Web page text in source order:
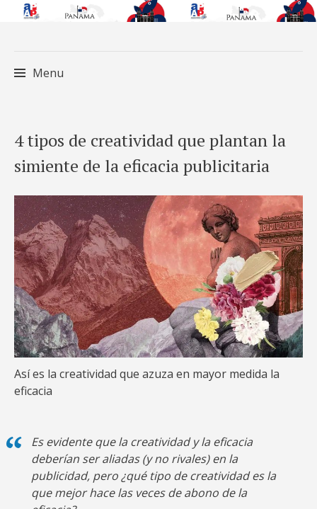
Menu
to
content
4 tipos de creatividad que plantan la
simiente de la eficacia publicitaria
Así es la creatividad que azuza en mayor medida la
eficacia
Es evidente que la creatividad y la eficacia
deberían ser aliadas (y no rivales) en la
publicidad, pero ¿qué tipo de creatividad es la
que mejor hace las veces de abono de la